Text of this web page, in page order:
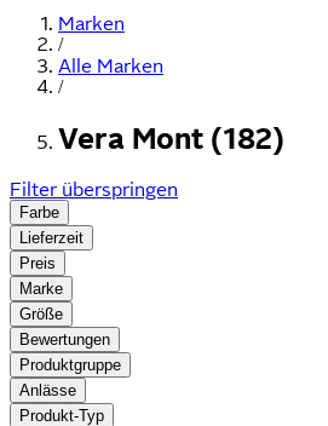
Marken
/
Alle Marken
/
Vera Mont (182)
Filter überspringen
Farbe
Lieferzeit
Preis
Marke
Größe
Bewertungen
Produktgruppe
Anlässe
Produkt-Typ